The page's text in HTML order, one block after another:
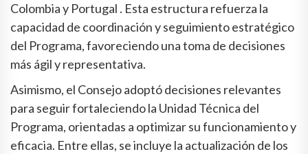
Colombia y Portugal . Esta estructura refuerza la
capacidad de coordinación y seguimiento estratégico
del Programa, favoreciendo una toma de decisiones
más ágil y representativa.
Asimismo, el Consejo adoptó decisiones relevantes
para seguir fortaleciendo la Unidad Técnica del
Programa, orientadas a optimizar su funcionamiento y
eficacia. Entre ellas, se incluye la actualización de los